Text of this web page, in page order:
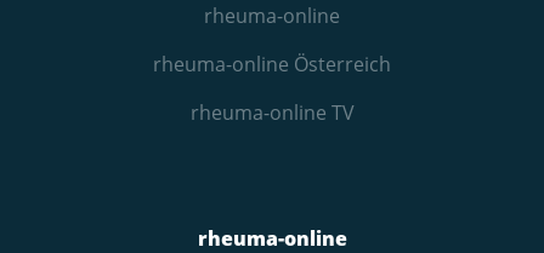
rheuma-online
rheuma-online Österreich
rheuma-online TV
rheuma-online